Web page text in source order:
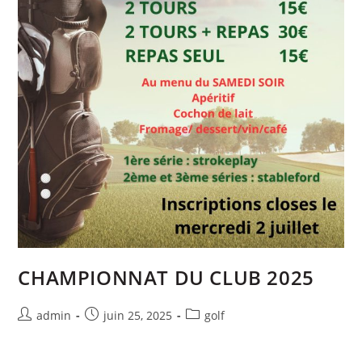
CHAMPIONNAT DU CLUB 2025
admin juin 25, 2025 golf